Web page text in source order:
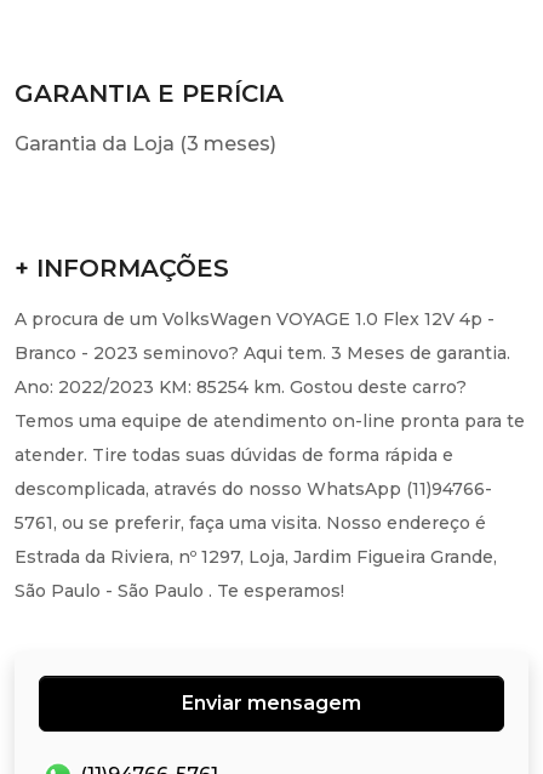
GARANTIA E PERÍCIA
Garantia da Loja (3 meses)
+ INFORMAÇÕES
A procura de um VolksWagen VOYAGE 1.0 Flex 12V 4p -
Branco - 2023 seminovo? Aqui tem. 3 Meses de garantia.
Ano: 2022/2023 KM: 85254 km. Gostou deste carro?
Temos uma equipe de atendimento on-line pronta para te
atender. Tire todas suas dúvidas de forma rápida e
descomplicada, através do nosso WhatsApp (11)94766-
5761, ou se preferir, faça uma visita. Nosso endereço é
Estrada da Riviera, nº 1297, Loja, Jardim Figueira Grande,
São Paulo - São Paulo . Te esperamos!
Enviar mensagem